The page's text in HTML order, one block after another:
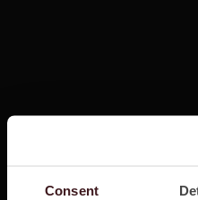
Consent